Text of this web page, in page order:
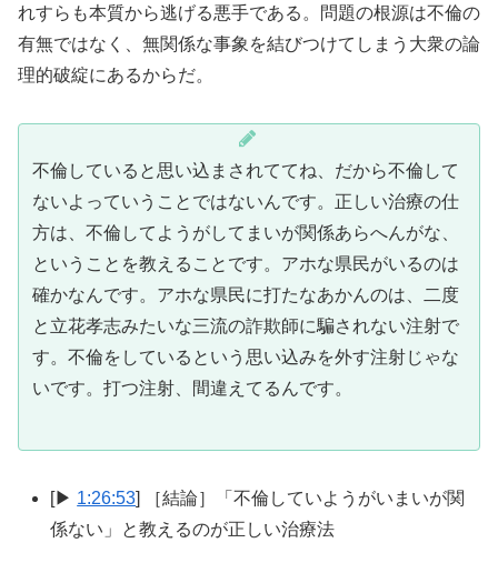
れすらも本質から逃げる悪手である。問題の根源は不倫の
有無ではなく、無関係な事象を結びつけてしまう大衆の論
理的破綻にあるからだ。
不倫していると思い込まされててね、だから不倫して
ないよっていうことではないんです。正しい治療の仕
方は、不倫してようがしてまいが関係あらへんがな、
ということを教えることです。アホな県民がいるのは
確かなんです。アホな県民に打たなあかんのは、二度
と立花孝志みたいな三流の詐欺師に騙されない注射で
す。不倫をしているという思い込みを外す注射じゃな
いです。打つ注射、間違えてるんです。
[▶ 1:26:53] ［結論］「不倫していようがいまいが関
係ない」と教えるのが正しい治療法